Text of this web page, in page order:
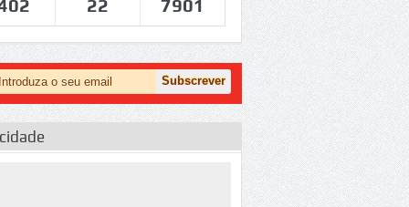
22 7901